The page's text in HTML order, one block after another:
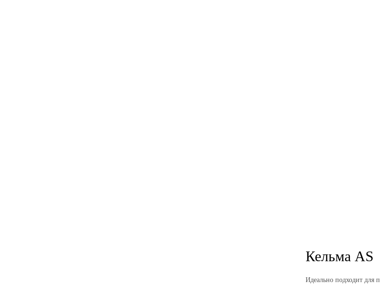
Кельма AS
Идеально подходит для